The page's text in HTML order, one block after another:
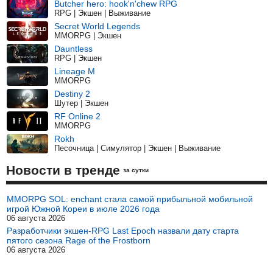
Butcher hero: hook'n'chew RPG
RPG | Экшен | Выживание
Secret World Legends
MMORPG | Экшен
Dauntless
RPG | Экшен
Lineage M
MMORPG
Destiny 2
Шутер | Экшен
RF Online 2
MMORPG
Rokh
Песочница | Симулятор | Экшен | Выживание
Новости в тренде за сутки
MMORPG SOL: enchant стала самой прибыльной мобильной
игрой Южной Кореи в июле 2026 года
06 августа 2026
Разработчики экшен-RPG Last Epoch назвали дату старта
пятого сезона Rage of the Frostborn
06 августа 2026